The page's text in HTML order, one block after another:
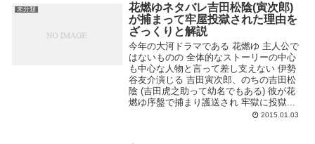
未分類
花燃ゆネタバレ吉田松陰(寅次郎)
が捕まって牢屋投獄された理由を
ざっくりと解説
今年の大河ドラマである 花燃ゆ 主人公で
はないものの 全体的なストーリーの中心
も中心な人物と言って差し支えない 伊勢
谷友介演じる 吉田寅次郎、のちの吉田松
陰 (吉田虎之助って幼名でもある) 彼が花
燃ゆ序盤で捕まり護送され 牢獄に投獄...
2015.01.03